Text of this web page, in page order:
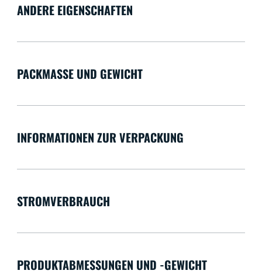
ANDERE EIGENSCHAFTEN
PACKMASSE UND GEWICHT
INFORMATIONEN ZUR VERPACKUNG
STROMVERBRAUCH
PRODUKTABMESSUNGEN UND -GEWICHT